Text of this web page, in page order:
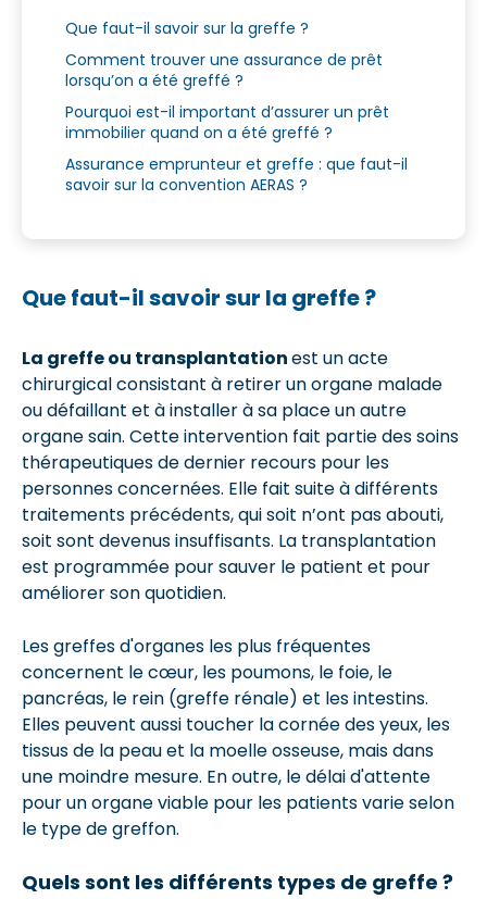
Que faut-il savoir sur la greffe ?
Comment trouver une assurance de prêt
lorsqu’on a été greffé ?
Pourquoi est-il important d’assurer un prêt
immobilier quand on a été greffé ?
Assurance emprunteur et greffe : que faut-il
savoir sur la convention AERAS ?
Que faut-il savoir sur la greffe ?
La greffe ou transplantationest un acte
chirurgical consistant à retirer un organe malade
ou défaillant et à installer à sa place un autre
organe sain. Cette intervention fait partie des soins
thérapeutiques de dernier recours pour les
personnes concernées. Elle fait suite à différents
traitements précédents, qui soit n’ont pas abouti,
soit sont devenus insuffisants. La transplantation
est programmée pour sauver le patient et pour
améliorer son quotidien.
Les greffes d'organes les plus fréquentes
concernent le cœur, les poumons, le foie, le
pancréas, le rein (greffe rénale) et les intestins.
Elles peuvent aussi toucher la cornée des yeux, les
tissus de la peau et la moelle osseuse, mais dans
une moindre mesure. En outre, le délai d'attente
pour un organe viable pour les patients varie selon
le type de greffon.
Quels sont les différents types de greffe ?